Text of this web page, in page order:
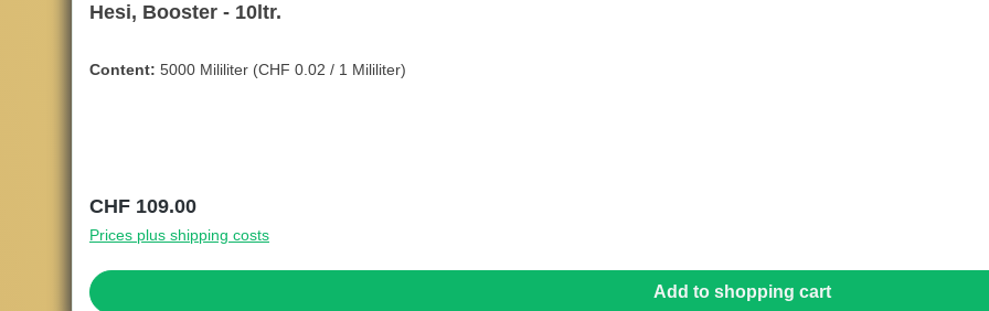
Hesi, Booster - 10ltr.
Content: 5000 Mililiter (CHF 0.02 / 1 Mililiter)
Regular price:
CHF 109.00
Prices plus shipping costs
Add to shopping cart